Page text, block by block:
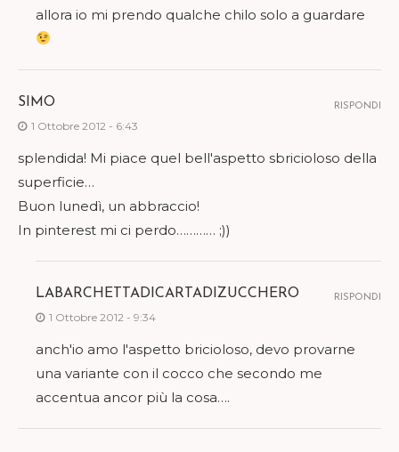
allora io mi prendo qualche chilo solo a guardare
SIMO
1 Ottobre 2012 - 6:43
splendida! Mi piace quel bell'aspetto sbricioloso della
superficie…
Buon lunedì, un abbraccio!
In pinterest mi ci perdo………… ;))
RISPONDI
LABARCHETTADICARTADIZUCCHERO
1 Ottobre 2012 - 9:34
anch'io amo l'aspetto bricioloso, devo provarne
una variante con il cocco che secondo me
accentua ancor più la cosa….
RISPONDI